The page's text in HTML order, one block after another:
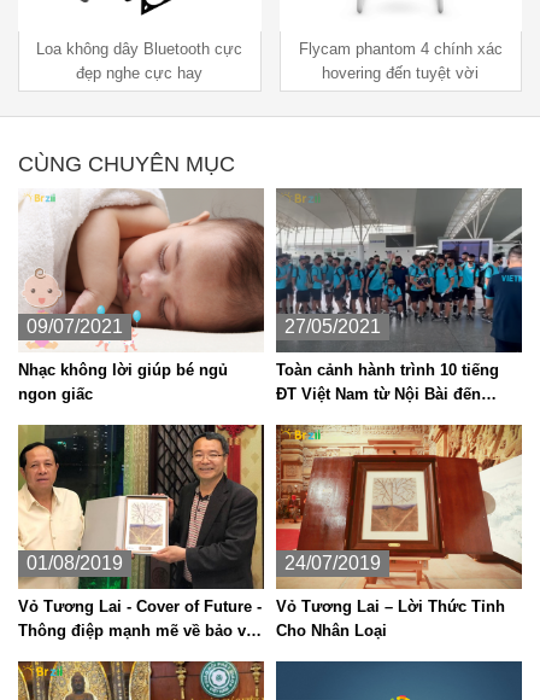
Flycam phantom 4 chính xác
hovering đến tuyệt vời
Giới thiệu về Robotics Lớp do
Kathy Smargiassi
CÙNG CHUYÊN MỤC
09/07/2021
Nhạc không lời giúp bé ngủ
ngon giấc
27/05/2021
Toàn cảnh hành trình 10 tiếng
ĐT Việt Nam từ Nội Bài đến
01/08/2019
Vỏ Tương Lai - Cover of Future -
Thông điệp mạnh mẽ về bảo vệ
24/07/2019
Vỏ Tương Lai – Lời Thức Tỉnh
Cho Nhân Loại